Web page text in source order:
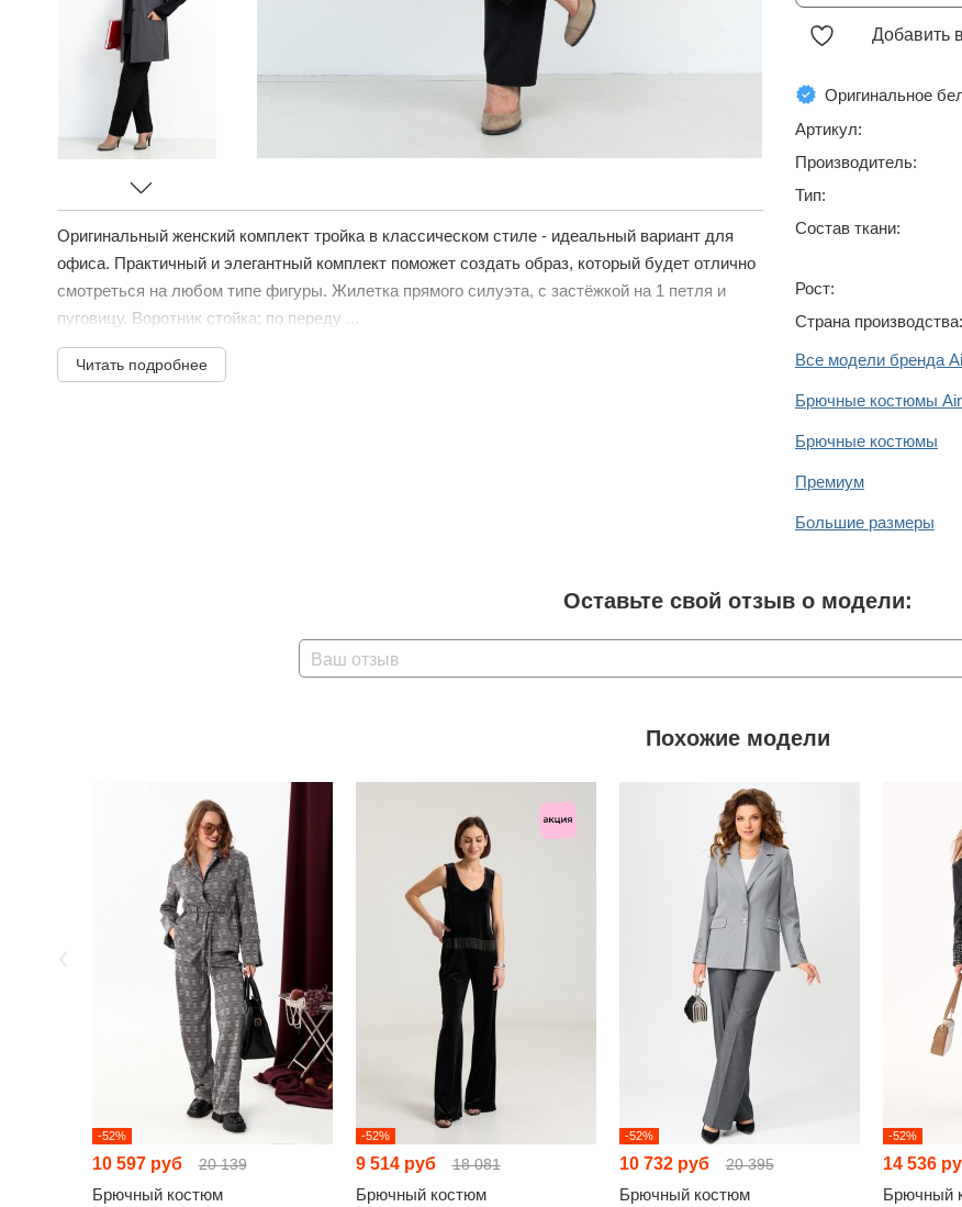
Оригинальный женский комплект тройка в классическом стиле - идеальный вариант для
офиса. Практичный и элегантный комплект поможет создать образ, который будет отлично
смотреться на любом типе фигуры. Жилетка прямого силуэта, с застёжкой на 1 петля и
пуговицу. Воротник стойка; по переду ...
Читать подробнее
Добавить
Оригинальное
Артикул:
Производитель:
Тип:
Состав ткани:
Рост:
Страна производства:
Все модели бренда
Брючные костюмы
Брючные костюмы
Премиум
Большие размеры
Оставьте свой отзыв о модели:
Ваш отзыв
Похожие модели
-52%
10 597 руб 20 139
Брючный костюм
-52%
9 514 руб 18 081
Брючный костюм
-52%
10 732 руб 20 395
Брючный костюм
-52%
14 536
Брючный